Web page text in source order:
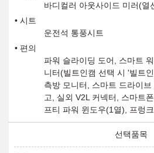
바디컬러 아웃사이드 미러(열
시트
운전석 통풍시트
편의
파워 슬라이딩 도어, 스마트
니터(빌트인캠 선택 시 '빌트
측방 모니터, 스마트 드라이
고, 실외 V2L 커넥터, 스마트
프티 파워 윈도우(1열), 프렁크